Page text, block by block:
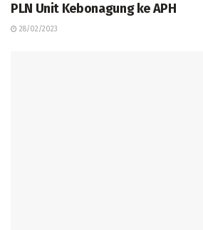
PLN Unit Kebonagung ke APH
28/02/2023